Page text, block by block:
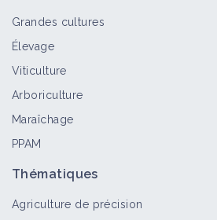
Grandes cultures
Élevage
Viticulture
Arboriculture
Maraîchage
PPAM
Thématiques
Agriculture de précision